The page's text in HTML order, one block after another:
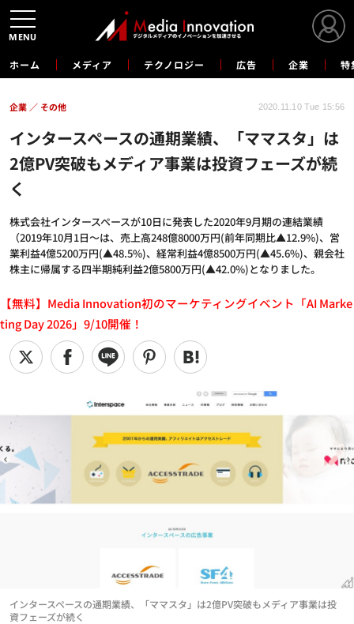
ホーム メディア テクノロジー 広告 企業 特
インタースペースの通期業績、「ママスタ」は
2億PV突破もメディア事業は投資フェーズが続
く
株式会社インタースペースが10日に発表した2020年9月期の連結業績
（2019年10月1日～は、売上高248億8000万円(前年同期比▲12.9%)、営
業利益4億5200万円(▲48.5%)、経常利益4億8500万円(▲45.6%)、親会社
株主に帰属する四半期純利益2億5800万円(▲42.0%)となりました。
企業 その他 2020.11.10 Tue 15:56
【無料】Media Innovation初のマーケティングイベント「AI Marke
ting Day 2026」9/10開催！
インタースペースの通期業績、「ママスタ」は2億PV突破もメディア事業は投
資フェーズが続く
MENU